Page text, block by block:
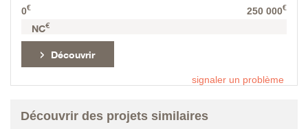
0€ 250 000€
NC€
Découvrir
signaler un problème
Découvrir des projets similaires